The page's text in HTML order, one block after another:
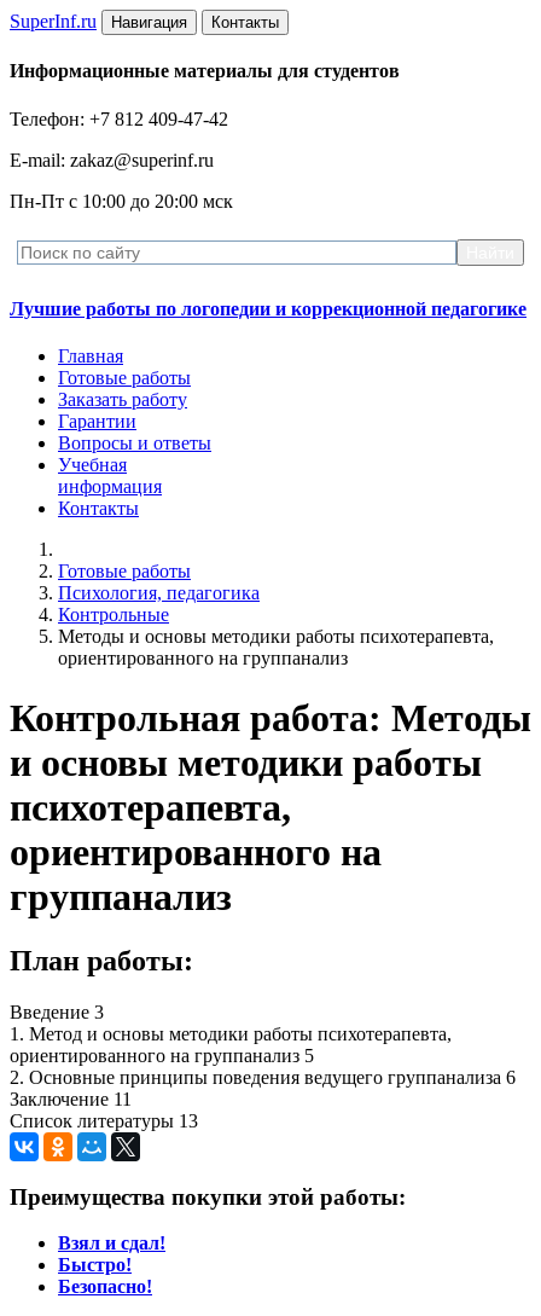
SuperInf.ru Навигация Контакты
Информационные материалы для студентов
Телефон: +7 812 409-47-42
E-mail: zakaz@superinf.ru
Пн-Пт с 10:00 до 20:00 мск
Лучшие работы по логопедии и коррекционной педагогике
Главная
Готовые работы
Заказать работу
Гарантии
Вопросы и ответы
Учебная
информация
Контакты
Готовые работы
Психология, педагогика
Контрольные
Методы и основы методики работы психотерапевта,
ориентированного на группанализ
Контрольная работа: Методы
и основы методики работы
психотерапевта,
ориентированного на
группанализ
План работы:
Введение 3
1. Метод и основы методики работы психотерапевта,
ориентированного на группанализ 5
2. Основные принципы поведения ведущего группанализа 6
Заключение 11
Список литературы 13
Преимущества покупки этой работы:
Взял и сдал!
Быстро!
Безопасно!